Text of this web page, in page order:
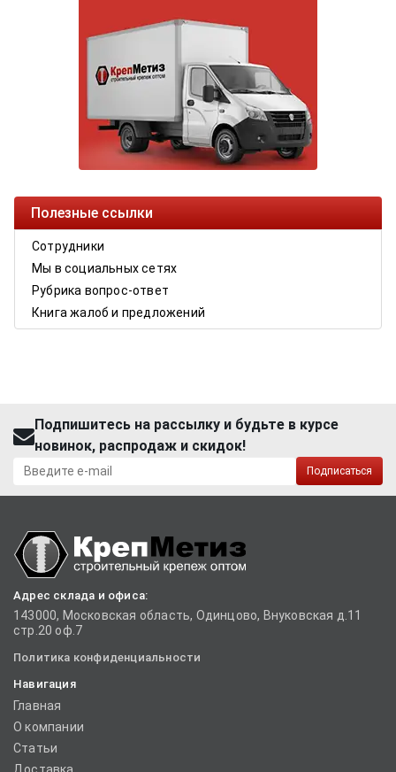
Полезные ссылки
Сотрудники
Мы в социальных сетях
Рубрика вопрос-ответ
Книга жалоб и предложений
Подпишитесь на рассылку и будьте в курсе
новинок, распродаж и скидок!
Подписаться
Адрес склада и офиса:
143000, Московская область, Одинцово, Внуковская д.11
стр.20 оф.7
Политика конфиденциальности
Навигация
Главная
О компании
Статьи